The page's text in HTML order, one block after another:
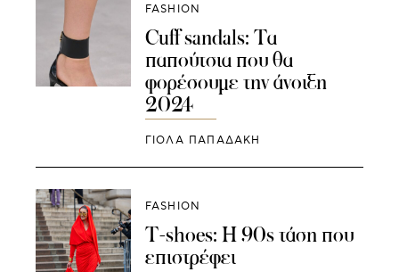
FASHION
Cuff sandals: Tα
παπούτσια που θα
φορέσουμε την άνοιξη
2024
ΓΙΌΛΑ ΠΑΠΑΔΆΚΗ
FASHION
Τ-shoes: Η 90s τάση που
επιστρέφει